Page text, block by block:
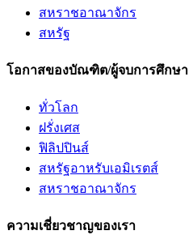
สหราชอาณาจักร
สหรัฐ
โอกาสของบัณฑิต/ผู้จบการศึกษา
ทั่วโลก
ฝรั่งเศส
ฟิลิปปินส์
สหรัฐอาหรับเอมิเรตส์
สหราชอาณาจักร
ความเชี่ยวชาญของเรา